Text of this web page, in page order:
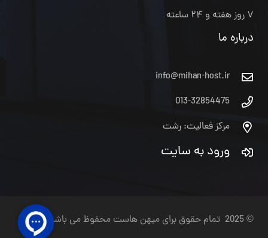
۷ روز هفته و ۲۴ ساعته
درباره ما
info@mihan-host.ir
013-32854475
مرکز فعالیت: رشت
ورود به سایت
© 2025 تمام حقوق برای میهن هاست محفوظ می باشد.